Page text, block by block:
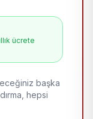
ücrete
başka
hepsi